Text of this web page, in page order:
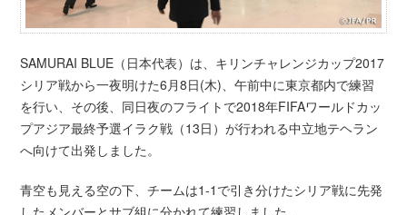
SAMURAI BLUE（日本代表）は、キリンチャレンジカップ2017
シリア戦から一夜明けた6月8日(木)、午前中に東京都内で練習
を行い、その後、同日夜のフライトで2018年FIFAワールドカッ
プアジア最終予選イラク戦（13日）が行われる中立地テヘラン
へ向けて出発しました。
青空も見える空の下、チームは1-1で引き分けたシリア戦に先発